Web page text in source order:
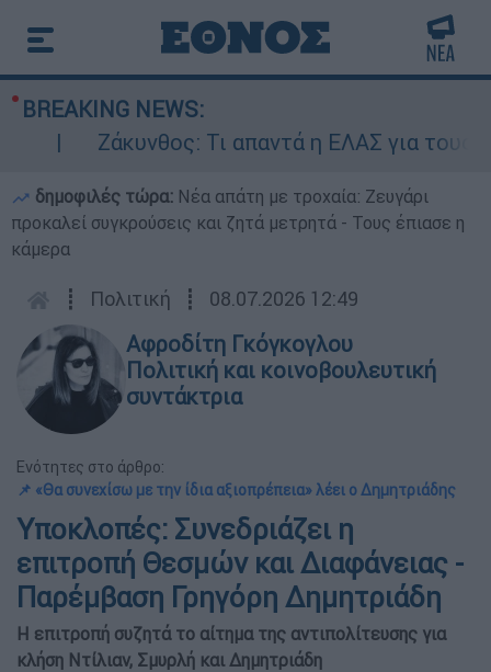
BREAKING NEWS:
Ζάκυνθος: Τι απαντά η ΕΛΑΣ για τους 8
δημοφιλές τώρα: Νέα απάτη με τροχαία: Ζευγάρι
προκαλεί συγκρούσεις και ζητά μετρητά - Τους έπιασε η
κάμερα
┋ Πολιτική ┋ 08.07.2026 12:49
Αφροδίτη Γκόγκογλου
Πολιτική και κοινοβουλευτική
συντάκτρια
Ενότητες στο άρθρο:
📌 «Θα συνεχίσω με την ίδια αξιοπρέπεια» λέει ο Δημητριάδης
Υποκλοπές: Συνεδριάζει η
επιτροπή Θεσμών και Διαφάνειας -
Παρέμβαση Γρηγόρη Δημητριάδη
Η επιτροπή συζητά το αίτημα της αντιπολίτευσης για
κλήση Ντίλιαν, Σμυρλή και Δημητριάδη